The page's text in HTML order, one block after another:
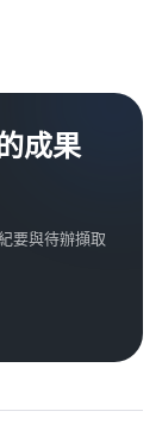
成果
要與待辦擷取